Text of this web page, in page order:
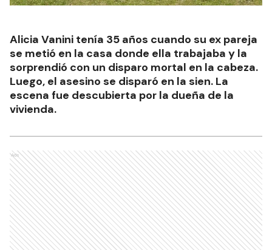
Alicia Vanini tenía 35 años cuando su ex pareja
se metió en la casa donde ella trabajaba y la
sorprendió con un disparo mortal en la cabeza.
Luego, el asesino se disparó en la sien. La
escena fue descubierta por la dueña de la
vivienda.
Ads